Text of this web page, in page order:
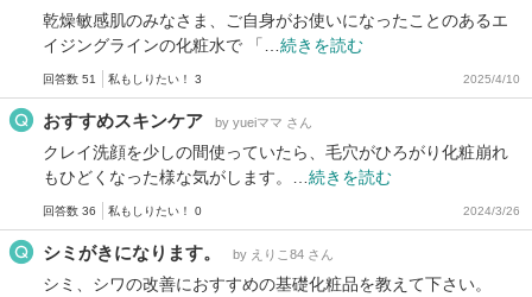
乾燥敏感肌のみなさま、ご自身がお使いになったことのあるエ
イジングラインの化粧水で 「… 続きを読む
回答数 51 私もしりたい！ 3 2025/4/10
おすすめスキンケア by yueiママ さん
クレイ洗顔を少しの間使っていたら、毛穴がひろがり化粧崩れ
もひどくなった様な気がします。… 続きを読む
回答数 36 私もしりたい！ 0 2024/3/26
シミがきになります。 by えりこ84 さん
シミ、シワの改善におすすめの基礎化粧品を教えて下さい。